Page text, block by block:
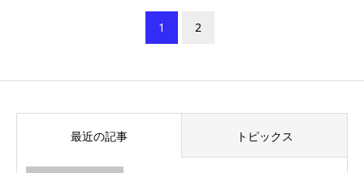
1 2
最近の記事 トピックス